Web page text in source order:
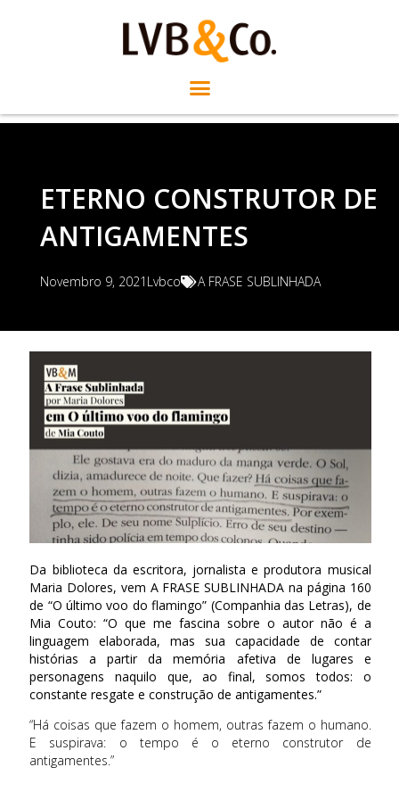
ETERNO CONSTRUTOR DE
ANTIGAMENTES
Novembro 9, 2021 Lvbco A FRASE SUBLINHADA
Da biblioteca da escritora, jornalista e produtora musical
Maria Dolores, vem A FRASE SUBLINHADA na página 160
de “O último voo do flamingo” (Companhia das Letras), de
Mia Couto: “O que me fascina sobre o autor não é a
linguagem elaborada, mas sua capacidade de contar
histórias a partir da memória afetiva de lugares e
personagens naquilo que, ao final, somos todos: o
constante resgate e construção de antigamentes.”
“Há coisas que fazem o homem, outras fazem o humano.
E suspirava: o tempo é o eterno construtor de
antigamentes.”